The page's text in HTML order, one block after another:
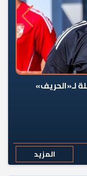
لـ«الحريف»
المزيد